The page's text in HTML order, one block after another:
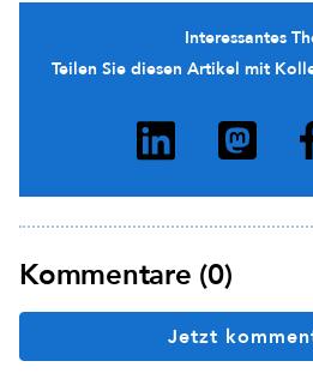
Interessantes
Teilen Sie diesen Artikel mit
Kommentare (0)
Jetzt